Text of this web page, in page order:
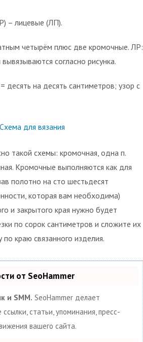
– лицевые (ЛП).
четырём плюс две кромочные. ЛР:
согласно рисунка.
десять на десять сантиметров; узор с
такой схемы: кромочная, одна п.
Кромочные выполняются как для
полотно на сто шестьдесят
которая вам необходима)
и закрытого края нужно будет
по сорок сантиметров и сложите их
краю связанного изделия.
от SeoHammer
и SMM. SeoHammer делает
статьи, упоминания, пресс-
вашего сайта.